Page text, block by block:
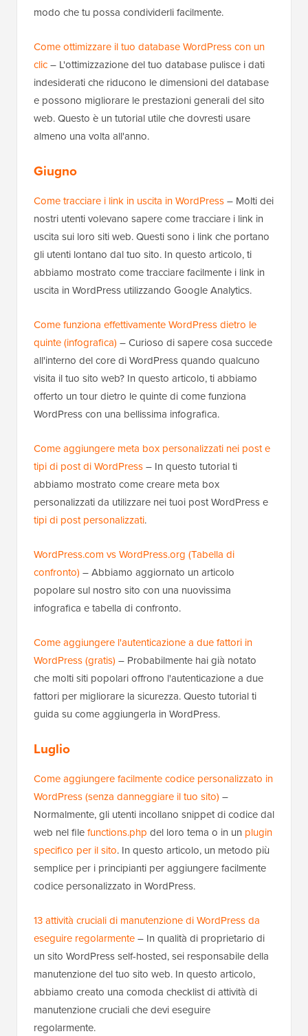
modo che tu possa condividerli facilmente.
Come ottimizzare il tuo database WordPress con un
clic– L'ottimizzazione del tuo database pulisce i dati
indesiderati che riducono le dimensioni del database
e possono migliorare le prestazioni generali del sito
web. Questo è un tutorial utile che dovresti usare
almeno una volta all'anno.
Giugno
Come tracciare i link in uscita in WordPress– Molti dei
nostri utenti volevano sapere come tracciare i link in
uscita sui loro siti web. Questi sono i link che portano
gli utenti lontano dal tuo sito. In questo articolo, ti
abbiamo mostrato come tracciare facilmente i link in
uscita in WordPress utilizzando Google Analytics.
Come funziona effettivamente WordPress dietro le
quinte (infografica) – Curioso di sapere cosa succede
all'interno del core di WordPress quando qualcuno
visita il tuo sito web? In questo articolo, ti abbiamo
offerto un tour dietro le quinte di come funziona
WordPress con una bellissima infografica.
Come aggiungere meta box personalizzati nei post e
tipi di post di WordPress– In questo tutorial ti
abbiamo mostrato come creare meta box
personalizzati da utilizzare nei tuoi post WordPress e
tipi di post personalizzati.
WordPress.com vs WordPress.org (Tabella di
confronto) – Abbiamo aggiornato un articolo
popolare sul nostro sito con una nuovissima
infografica e tabella di confronto.
Come aggiungere l'autenticazione a due fattori in
WordPress (gratis) – Probabilmente hai già notato
che molti siti popolari offrono l'autenticazione a due
fattori per migliorare la sicurezza. Questo tutorial ti
guida su come aggiungerla in WordPress.
Luglio
Come aggiungere facilmente codice personalizzato in
WordPress (senza danneggiare il tuo sito) –
Normalmente, gli utenti incollano snippet di codice dal
web nel filefunctions.php del loro tema o in un plugin
specifico per il sito. In questo articolo, un metodo più
semplice per i principianti per aggiungere facilmente
codice personalizzato in WordPress.
13 attività cruciali di manutenzione di WordPress da
eseguire regolarmente– In qualità di proprietario di
un sito WordPress self-hosted, sei responsabile della
manutenzione del tuo sito web. In questo articolo,
abbiamo creato una comoda checklist di attività di
manutenzione cruciali che devi eseguire
regolarmente.